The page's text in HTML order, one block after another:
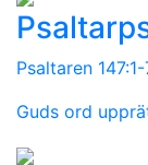
Psaltaren
Guds ord